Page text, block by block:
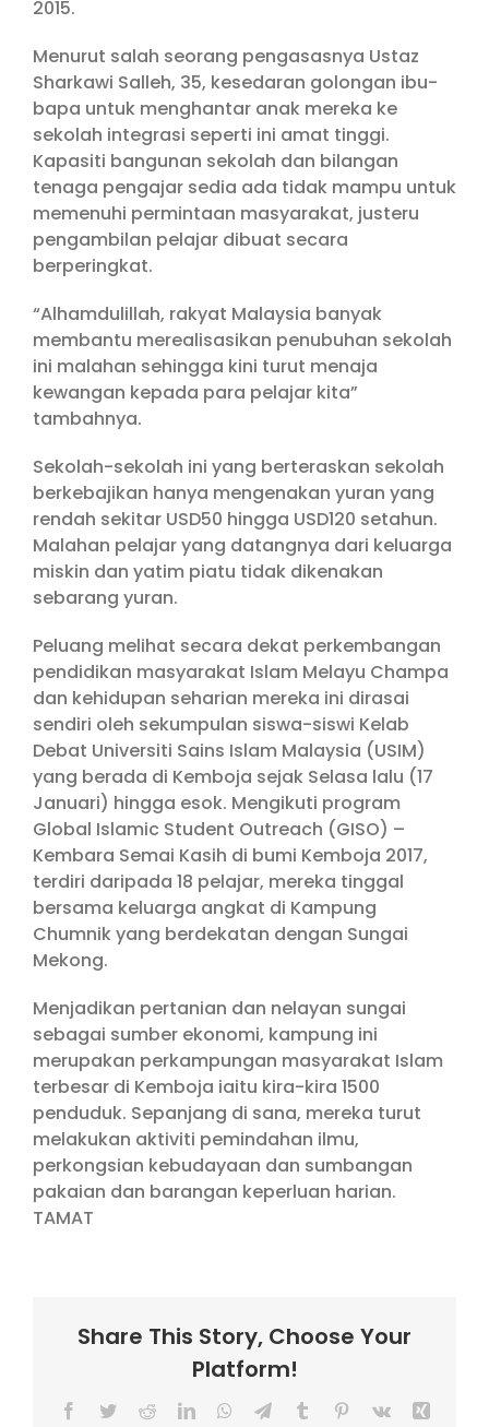
2015.
Menurut salah seorang pengasasnya Ustaz
Sharkawi Salleh, 35, kesedaran golongan ibu-
bapa untuk menghantar anak mereka ke
sekolah integrasi seperti ini amat tinggi.
Kapasiti bangunan sekolah dan bilangan
tenaga pengajar sedia ada tidak mampu untuk
memenuhi permintaan masyarakat, justeru
pengambilan pelajar dibuat secara
berperingkat.
“Alhamdulillah, rakyat Malaysia banyak
membantu merealisasikan penubuhan sekolah
ini malahan sehingga kini turut menaja
kewangan kepada para pelajar kita”
tambahnya.
Sekolah-sekolah ini yang berteraskan sekolah
berkebajikan hanya mengenakan yuran yang
rendah sekitar USD50 hingga USD120 setahun.
Malahan pelajar yang datangnya dari keluarga
miskin dan yatim piatu tidak dikenakan
sebarang yuran.
Peluang melihat secara dekat perkembangan
pendidikan masyarakat Islam Melayu Champa
dan kehidupan seharian mereka ini dirasai
sendiri oleh sekumpulan siswa-siswi Kelab
Debat Universiti Sains Islam Malaysia (USIM)
yang berada di Kemboja sejak Selasa lalu (17
Januari) hingga esok. Mengikuti program
Global Islamic Student Outreach (GISO) –
Kembara Semai Kasih di bumi Kemboja 2017,
terdiri daripada 18 pelajar, mereka tinggal
bersama keluarga angkat di Kampung
Chumnik yang berdekatan dengan Sungai
Mekong.
Menjadikan pertanian dan nelayan sungai
sebagai sumber ekonomi, kampung ini
merupakan perkampungan masyarakat Islam
terbesar di Kemboja iaitu kira-kira 1500
penduduk. Sepanjang di sana, mereka turut
melakukan aktiviti pemindahan ilmu,
perkongsian kebudayaan dan sumbangan
pakaian dan barangan keperluan harian.
TAMAT
Share This Story, Choose Your
Platform!
Facebook
TwitterRedditLinkedInWhatsApp
TelegramTumblr Pinterest
Vk